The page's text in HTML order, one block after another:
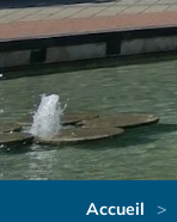
Accueil